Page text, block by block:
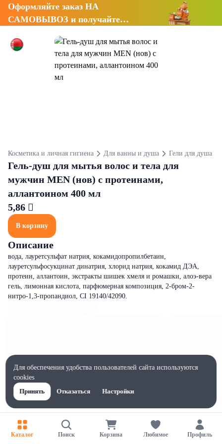
Оформляйте заказ НА
САМОВЫВОЗ и получайте
Косметика и личная гигиена Для ванны и душа Гели для душа
Гель-душ для мытья волос и тела для
мужчин МЕN (нов) с протеинами,
аллантоином 400 мл
5,86 
В корзину
Описание
вода, лауретсульфат натрия, кокамидопропилбетаин,
лауретсульфосукцинат динатрия, хлорид натрия, кокамид ДЭА,
протеин, аллантоин, экстракты шишек хмеля и ромашки, алоэ-вера
гель, лимонная кислота, парфюмерная композиция, 2-бром-2-
нитро-1,3-пропандиол, CI 19140/42090.
Каталог Поиск Корзина Любимое Профиль
Для обеспечения удобства пользователей сайта используются
cookies
Принять
Отказаться Настройки